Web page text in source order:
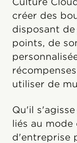
créer des
disposant
points, de
utiliser de
Qu'il
liés au
d'entreprise